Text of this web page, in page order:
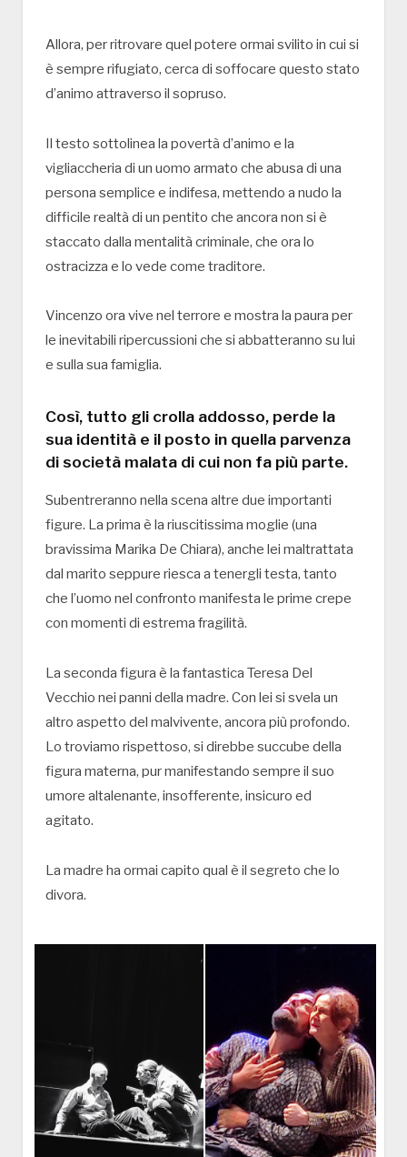
Allora, per ritrovare quel potere ormai svilito in cui si
è sempre rifugiato, cerca di soffocare questo stato
d’animo attraverso il sopruso.
Il testo sottolinea la povertà d’animo e la
vigliaccheria di un uomo armato che abusa di una
persona semplice e indifesa, mettendo a nudo la
difficile realtà di un pentito che ancora non si è
staccato dalla mentalità criminale, che ora lo
ostracizza e lo vede come traditore.
Vincenzo ora vive nel terrore e mostra la paura per
le inevitabili ripercussioni che si abbatteranno su lui
e sulla sua famiglia.
Così, tutto gli crolla addosso, perde la
sua identità e il posto in quella parvenza
di società malata di cui non fa più parte.
Subentreranno nella scena altre due importanti
figure. La prima è la riuscitissima moglie (una
bravissima Marika De Chiara), anche lei maltrattata
dal marito seppure riesca a tenergli testa, tanto
che l’uomo nel confronto manifesta le prime crepe
con momenti di estrema fragilità.
La seconda figura è la fantastica Teresa Del
Vecchio nei panni della madre. Con lei si svela un
altro aspetto del malvivente, ancora più profondo.
Lo troviamo rispettoso, si direbbe succube della
figura materna, pur manifestando sempre il suo
umore altalenante, insofferente, insicuro ed
agitato.
La madre ha ormai capito qual è il segreto che lo
divora.